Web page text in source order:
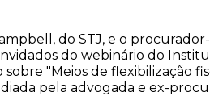
do STJ, e o
do webinário do
sobre "Meios de flexibilização
pela advogada e ex-